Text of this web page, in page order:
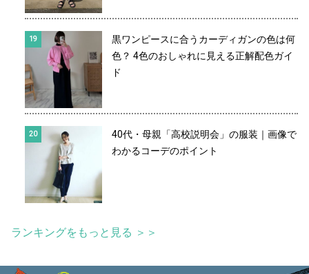
黒ワンピースに合うカーディガンの色は何
色？ 4色のおしゃれに見える正解配色ガイ
ド
40代・母親「高校説明会」の服装｜画像で
わかるコーデのポイント
ランキングをもっと見る ＞＞